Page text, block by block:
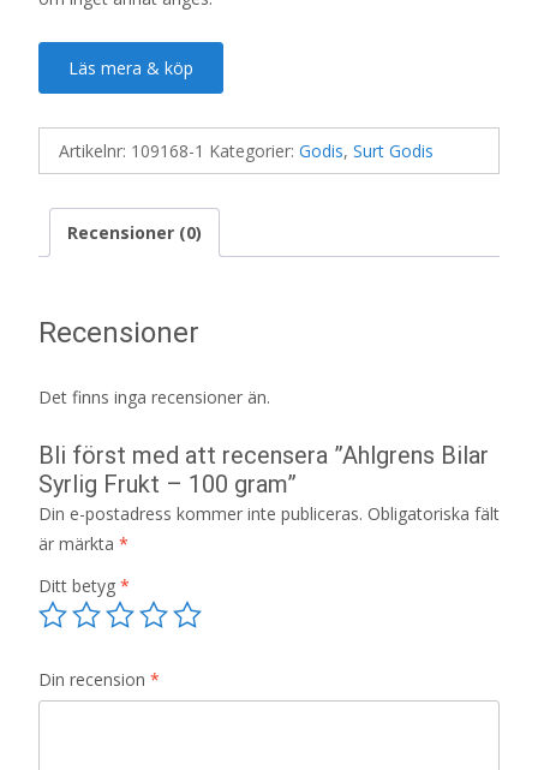
Läs mera & köp
Artikelnr: 109168-1 Kategorier: Godis, Surt Godis
Recensioner (0)
Recensioner
Det finns inga recensioner än.
Bli först med att recensera ”Ahlgrens Bilar
Syrlig Frukt – 100 gram”
Din e-postadress kommer inte publiceras. Obligatoriska fält
är märkta *
Ditt betyg *
Din recension *